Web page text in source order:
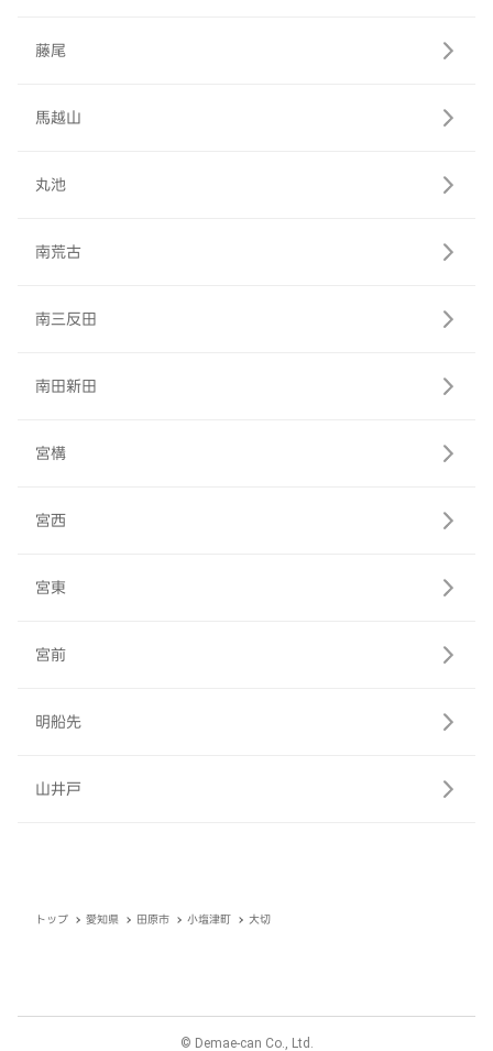
藤尾
馬越山
丸池
南荒古
南三反田
南田新田
宮構
宮西
宮東
宮前
明船先
山井戸
トップ 愛知県 田原市 小塩津町 大切
© Demae-can Co., Ltd.